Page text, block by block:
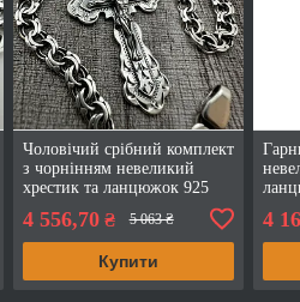
Чоловічий срібний комплект
з чорнінням невеликий
хрестик та ланцюжок 925
4 556,70₴ 5 063 ₴
Купити
4